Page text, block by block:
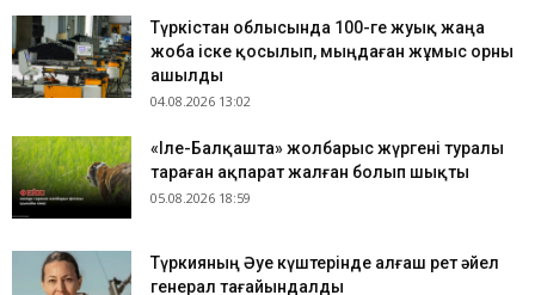
Түркістан облысында 100-ге жуық жаңа
жоба іске қосылып, мыңдаған жұмыс орны
ашылды
04.08.2026 13:02
«Іле-Балқашта» жолбарыс жүргені туралы
тараған ақпарат жалған болып шықты
05.08.2026 18:59
Түркияның Әуе күштерінде алғаш рет әйел
генерал тағайындалды